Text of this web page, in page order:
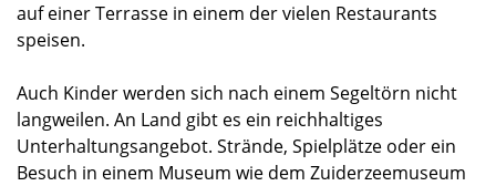
auf einer Terrasse in einem der vielen Restaurants
speisen.
Auch Kinder werden sich nach einem Segeltörn nicht
langweilen. An Land gibt es ein reichhaltiges
Unterhaltungsangebot. Strände, Spielplätze oder ein
Besuch in einem Museum wie dem Zuiderzeemuseum